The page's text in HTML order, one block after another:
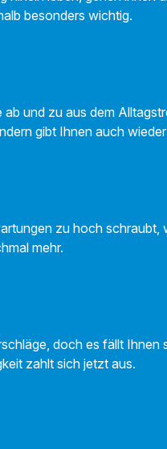
besonders wichtig.
ab und zu aus dem
gibt Ihnen auch
zu hoch schraubt,
mehr.
doch es fällt
zahlt sich jetzt aus.